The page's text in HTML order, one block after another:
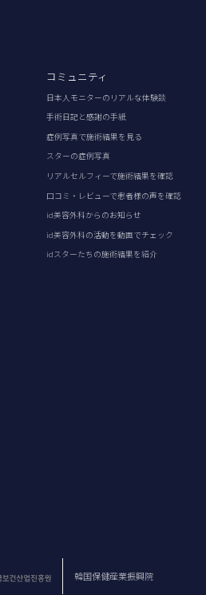
コミュニティ
日本人モニターのリアルな体験談
手術日記と感謝の手紙
症例写真で施術結果を見る
スターの症例写真
リアルセルフィーで施術結果を確認
口コミ・レビューで患者様の声を確認
id美容外科からのお知らせ
id美容外科の活動を動画でチェック
idスターたちの施術結果を紹介
韓国保健産業振興院